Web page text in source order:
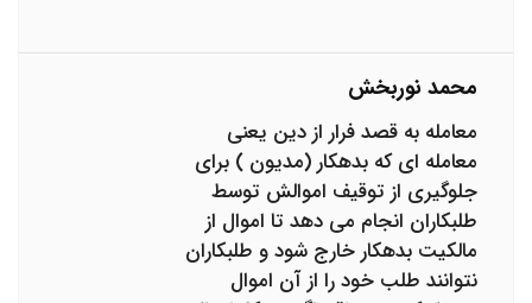
محمد نوربخش
معامله به قصد فرار از دین یعنی
معامله ای که بدهکار (مدیون ) برای
جلوگیری از توقیف اموالش توسط
طلبکاران انجام می دهد تا اموال از
مالکیت بدهکار خارج شود و طلبکاران
نتوانند طلب خود را از آن اموال